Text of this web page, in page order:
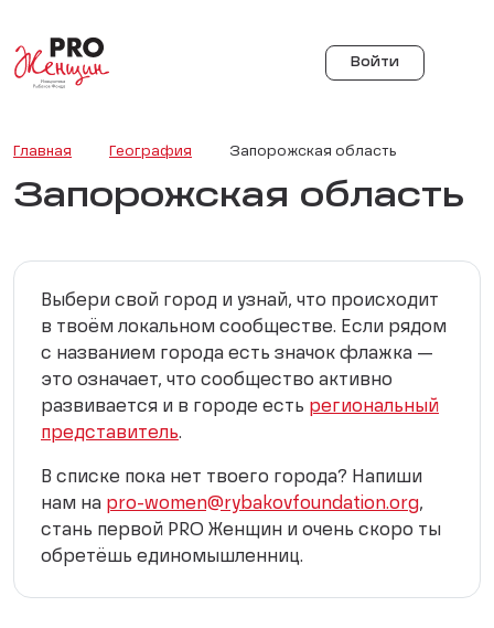
Войти
Главная География Запорожская область
Запорожская область
Выбери свой город и узнай, что происходит
в твоём локальном сообществе. Если рядом
с названием города есть значок флажка —
это означает, что сообщество активно
развивается и в городе есть региональный
представитель.
В списке пока нет твоего города? Напиши
нам на pro-women@rybakovfoundation.org,
стань первой PRO Женщин и очень скоро ты
обретёшь единомышленниц.